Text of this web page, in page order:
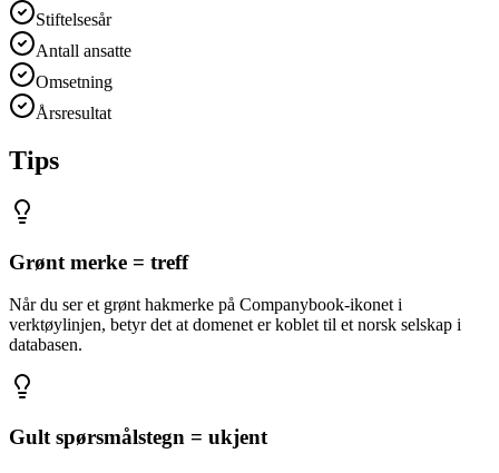
Stiftelsesår
Antall ansatte
Omsetning
Årsresultat
Tips
Grønt merke = treff
Når du ser et grønt hakmerke på Companybook-ikonet i
verktøylinjen, betyr det at domenet er koblet til et norsk selskap i
databasen.
Gult spørsmålstegn = ukjent